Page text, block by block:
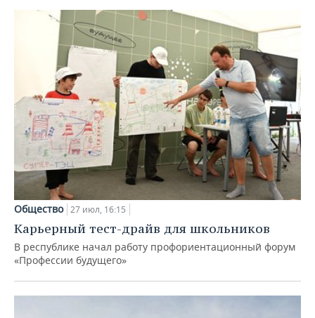
Общество 27 июл, 16:15
Карьерный тест-драйв для школьников
В республике начал работу профориентационный форум
«Профессии будущего»